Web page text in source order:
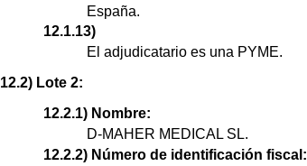
España.
12.1.13)
El adjudicatario es una PYME.
12.2) Lote 2:
12.2.1) Nombre:
D-MAHER MEDICAL SL.
12.2.2) Número de identificación fiscal: